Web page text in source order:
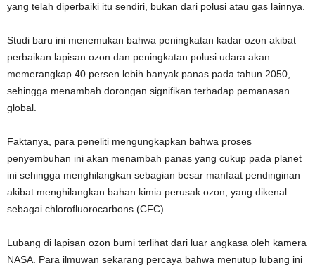
yang telah diperbaiki itu sendiri, bukan dari polusi atau gas lainnya.
Studi baru ini menemukan bahwa peningkatan kadar ozon akibat
perbaikan lapisan ozon dan peningkatan polusi udara akan
memerangkap 40 persen lebih banyak panas pada tahun 2050,
sehingga menambah dorongan signifikan terhadap pemanasan
global.
Faktanya, para peneliti mengungkapkan bahwa proses
penyembuhan ini akan menambah panas yang cukup pada planet
ini sehingga menghilangkan sebagian besar manfaat pendinginan
akibat menghilangkan bahan kimia perusak ozon, yang dikenal
sebagai chlorofluorocarbons (CFC).
Lubang di lapisan ozon bumi terlihat dari luar angkasa oleh kamera
NASA. Para ilmuwan sekarang percaya bahwa menutup lubang ini